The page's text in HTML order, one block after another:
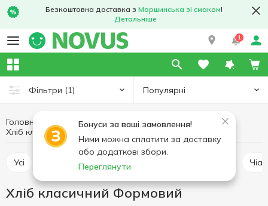
Безкоштовна доставка з Моршинська зі смаком!
Детальніше
1
Фільтри (1) Популярні
Бонуси за ваші замовлення!
Ними можна сплатити за доставку
або додаткові збори.
Переглянути
Головна Пекарня
Хлібобулочні вироби
Хліб класичний
Усі Хліб класичний
Хліб класичний Формовий